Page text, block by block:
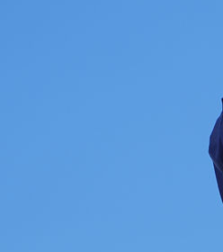
39도 '펄펄'…기상청 "태풍 지나며 폭염
한국계 진보 주지사 후보 맹공…"공산주
에 합의 지연"…트럼프, '이란 호르무즈 통
업장관 "李정부, 원전 반대 안해…안정 전
찰, '홍명보 선임 논란' 대한축구협회·축
업장관 "美무역법 제301조 과잉생산 결과
남광주 초대 시민추천 부시장에 백승주·윤
야 15일째 지속…비공식 '초열대야' 30도 넘